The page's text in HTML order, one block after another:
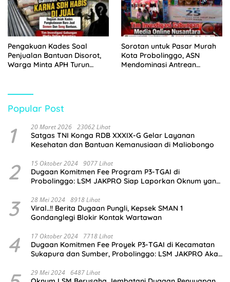
Pengakuan Kades Soal
Penjualan Bantuan Disorot,
Warga Minta APH Turun
Sorotan untuk Pasar Murah
Kota Probolinggo, ASN
Mendominasi Antrean
Popular Post
1 20 Maret 2026 23062 Lihat
Satgas TNI Konga RDB XXXIX-G Gelar Layanan
Kesehatan dan Bantuan Kemanusiaan di Maliobongo
2 15 Oktober 2024 9077 Lihat
Dugaan Komitmen Fee Program P3-TGAI di
Probolinggo: LSM JAKPRO Siap Laporkan Oknum yang
3 28 Mei 2024 8918 Lihat
Viral..!! Berita Dugaan Pungli, Kepsek SMAN 1
Gondanglegi Blokir Kontak Wartawan
4 17 Oktober 2024 7718 Lihat
Dugaan Komitmen Fee Proyek P3-TGAI di Kecamatan
Sukapura dan Sumber, Probolinggo: LSM JAKPRO Akan
29 Mei 2024 6487 Lihat